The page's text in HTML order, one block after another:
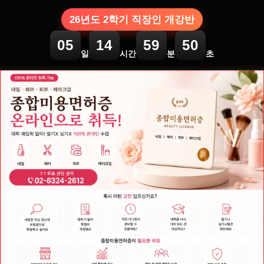
26년도 2학기 직장인 개강반
05
일
14
시간
59
분
50
초